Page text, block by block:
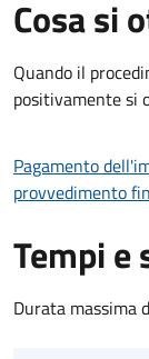
Cosa si
Quando il
positivamente si
Pagamento
provvedimento
Tempi e
Durata massima